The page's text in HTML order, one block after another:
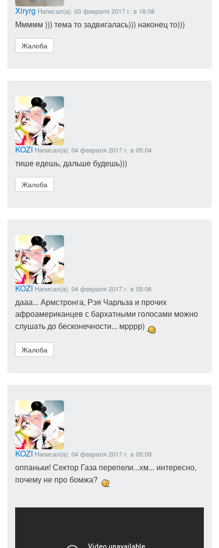
Xiryrg Написал(а): 03 февраля 2017 г. в 18:08
Ммммм ))) тема то задвигалась))) наконец то)))
Жалоба
KOZI Написал(а): 04 февраля 2017 г. в 05:04
тише едешь, дальше будешь)))
Жалоба
KOZI Написал(а): 04 февраля 2017 г. в 05:06
дааа... Армстронга, Рэя Чарльза и прочих
афроамериканцев с бархатными голосами можно
слушать до бесконечности... мрррр)
Жалоба
KOZI Написал(а): 04 февраля 2017 г. в 05:09
оппаньки! Сектор Газа перепели...хм... интересно,
почему не про бомжа?